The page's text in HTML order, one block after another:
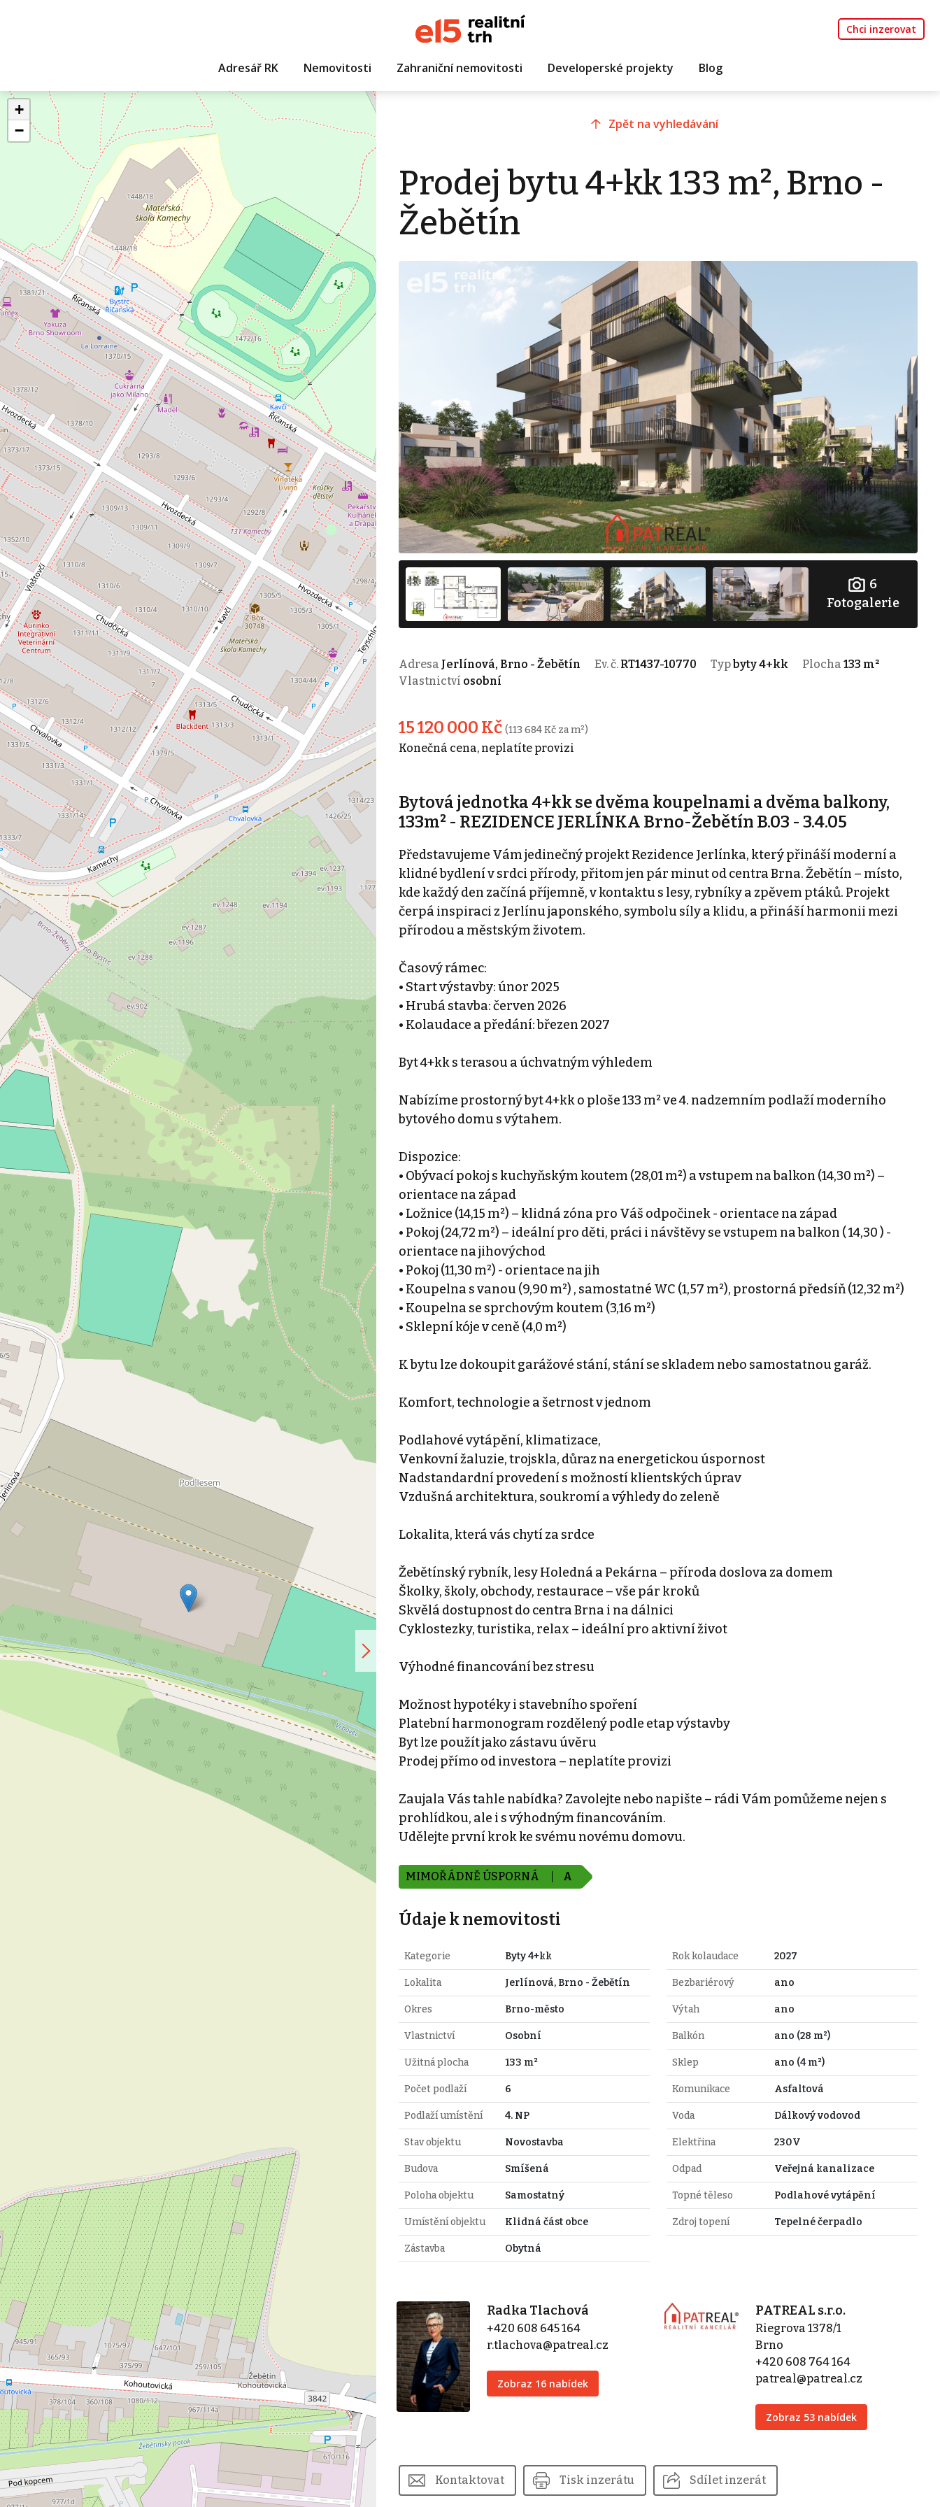
Chci inzerovat
Adresář RK Nemovitosti Zahraniční nemovitosti Developerské projekty Blog
+
−
Zpět na vyhledávání
Prodej bytu 4+kk 133 m², Brno -
Žebětín
6
Fotogalerie
Adresa Jerlínová, Brno - Žebětín Ev. č. RT1437-10770 Typbyty 4+kk Plocha 133 m²
Vlastnictví osobní
15 120 000 Kč (113 684 Kč za m²)
Konečná cena, neplatíte provizi
Bytová jednotka 4+kk se dvěma koupelnami a dvěma balkony,
133m² - REZIDENCE JERLÍNKA Brno-Žebětín B.03 - 3.4.05
Představujeme Vám jedinečný projekt Rezidence Jerlínka, který přináší moderní a
klidné bydlení v srdci přírody, přitom jen pár minut od centra Brna. Žebětín – místo,
kde každý den začíná příjemně, v kontaktu s lesy, rybníky a zpěvem ptáků. Projekt
čerpá inspiraci z Jerlínu japonského, symbolu síly a klidu, a přináší harmonii mezi
přírodou a městským životem.
Časový rámec:
• Start výstavby: únor 2025
• Hrubá stavba: červen 2026
• Kolaudace a předání: březen 2027
Byt 4+kk s terasou a úchvatným výhledem
Nabízíme prostorný byt 4+kk o ploše 133 m² ve 4. nadzemním podlaží moderního
bytového domu s výtahem.
Dispozice:
• Obývací pokoj s kuchyňským koutem (28,01 m²) a vstupem na balkon (14,30 m²) –
orientace na západ
• Ložnice (14,15 m²) – klidná zóna pro Váš odpočinek - orientace na západ
• Pokoj (24,72 m²) – ideální pro děti, práci i návštěvy se vstupem na balkon ( 14,30 ) -
orientace na jihovýchod
• Pokoj (11,30 m²) - orientace na jih
• Koupelna s vanou (9,90 m²) , samostatné WC (1,57 m²), prostorná předsíň (12,32 m²)
• Koupelna se sprchovým koutem (3,16 m²)
• Sklepní kóje v ceně (4,0 m²)
K bytu lze dokoupit garážové stání, stání se skladem nebo samostatnou garáž.
Komfort, technologie a šetrnost v jednom
Podlahové vytápění, klimatizace,
Venkovní žaluzie, trojskla, důraz na energetickou úspornost
Nadstandardní provedení s možností klientských úprav
Vzdušná architektura, soukromí a výhledy do zeleně
Lokalita, která vás chytí za srdce
Žebětínský rybník, lesy Holedná a Pekárna – příroda doslova za domem
Školky, školy, obchody, restaurace – vše pár kroků
Skvělá dostupnost do centra Brna i na dálnici
Cyklostezky, turistika, relax – ideální pro aktivní život
Výhodné financování bez stresu
Možnost hypotéky i stavebního spoření
Platební harmonogram rozdělený podle etap výstavby
Byt lze použít jako zástavu úvěru
Prodej přímo od investora – neplatíte provizi
Zaujala Vás tahle nabídka? Zavolejte nebo napište – rádi Vám pomůžeme nejen s
prohlídkou, ale i s výhodným financováním.
Udělejte první krok ke svému novému domovu.
MIMOŘÁDNĚ ÚSPORNÁ A
Údaje k nemovitosti
Kategorie Byty 4+kk
Lokalita Jerlínová, Brno - Žebětín
Okres Brno-město
Vlastnictví Osobní
Užitná plocha 133 m²
Počet podlaží 6
Podlaží umístění 4. NP
Stav objektu Novostavba
Budova Smíšená
Poloha objektu Samostatný
Umístění objektu Klidná část obce
Zástavba Obytná
Rok kolaudace 2027
Bezbariérový ano
Výtah ano
Balkón ano (28 m²)
Sklep ano (4 m²)
Komunikace Asfaltová
Voda Dálkový vodovod
Elektřina 230V
Odpad Veřejná kanalizace
Topné těleso Podlahové vytápění
Zdroj topení Tepelné čerpadlo
Radka Tlachová
+420 608 645 164
r.tlachova@patreal.cz
Zobraz 16 nabídek
PATREAL s.r.o.
Riegrova 1378/1
Brno
+420 608 764 164
patreal@patreal.cz
Zobraz 53 nabídek
Kontaktovat Tisk inzerátu Sdílet inzerát